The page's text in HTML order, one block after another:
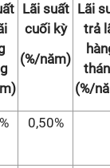
Lãi suất
cuối kỳ
(%/năm)
Lãi
trả
(%/
0,50%